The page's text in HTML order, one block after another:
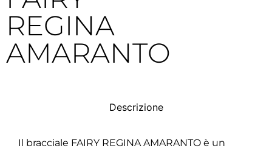
REGINA
AMARANTO
Descrizione
Il bracciale FAIRY REGINA AMARANTO è un